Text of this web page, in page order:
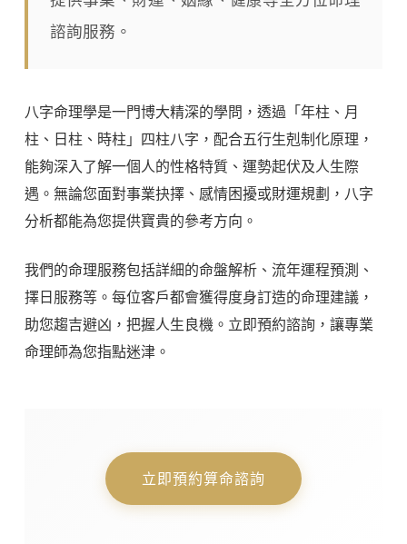
諮詢服務。
八字命理學是一門博大精深的學問，透過「年柱、月
柱、日柱、時柱」四柱八字，配合五行生剋制化原理，
能夠深入了解一個人的性格特質、運勢起伏及人生際
遇。無論您面對事業抉擇、感情困擾或財運規劃，八字
分析都能為您提供寶貴的參考方向。
我們的命理服務包括詳細的命盤解析、流年運程預測、
擇日服務等。每位客戶都會獲得度身訂造的命理建議，
助您趨吉避凶，把握人生良機。立即預約諮詢，讓專業
命理師為您指點迷津。
立即預約算命諮詢